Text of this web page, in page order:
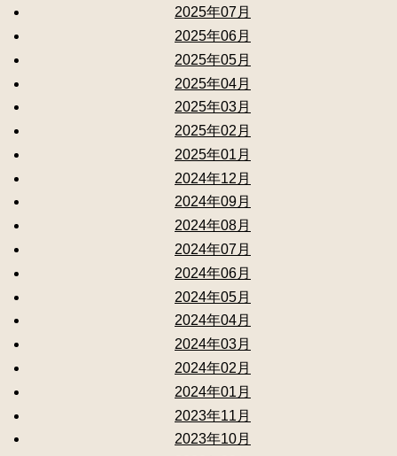
2025年07月
2025年06月
2025年05月
2025年04月
2025年03月
2025年02月
2025年01月
2024年12月
2024年09月
2024年08月
2024年07月
2024年06月
2024年05月
2024年04月
2024年03月
2024年02月
2024年01月
2023年11月
2023年10月